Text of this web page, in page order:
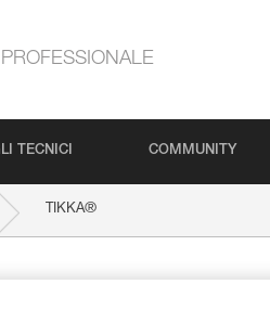
PROFESSIONALE
TECNICI COMMUNITY
TIKKA®